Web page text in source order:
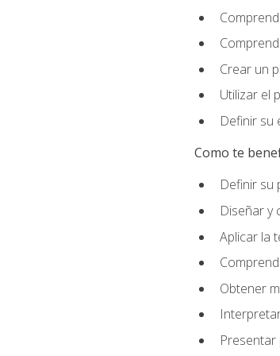
Crear un
Utilizar el
Definir su
Como te
Definir su
Diseñar y
Aplicar la
Obtener
Presentar